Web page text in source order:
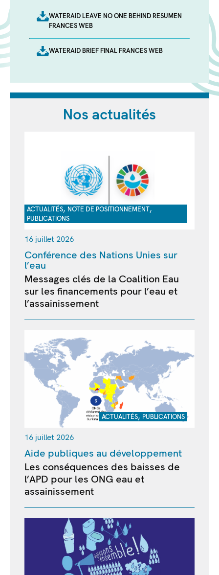
WATERAID LEAVE NO ONE BEHIND RESUMEN
FRANCES WEB
WATERAID BRIEF FINAL FRANCES WEB
Nos actualités
ACTUALITÉS, NOTE DE POSITIONNEMENT,
PUBLICATIONS
16 juillet 2026
Conférence des Nations Unies sur
l’eau
Messages clés de la Coalition Eau
sur les financements pour l’eau et
l’assainissement
ACTUALITÉS, PUBLICATIONS
16 juillet 2026
Aide publiques au développement
Les conséquences des baisses de
l’APD pour les ONG eau et
assainissement